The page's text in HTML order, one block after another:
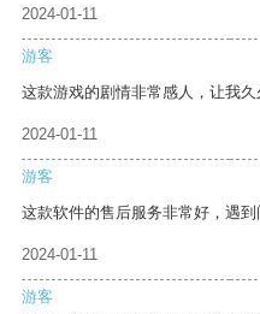
2024-01-11
游客
这款游戏的剧情非常感人，让我久
2024-01-11
游客
这款软件的售后服务非常好，遇到
2024-01-11
游客